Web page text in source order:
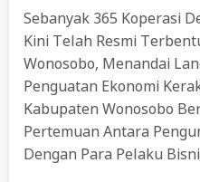
Sebanyak 365 Koperasi
Kini Telah Resmi
Wonosobo, Menandai
Penguatan Ekonomi
Kabupaten Wonosobo
Pertemuan Antara
Dengan Para Pelaku